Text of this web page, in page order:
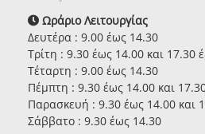
Ωράριο Λειτουργίας
Δευτέρα : 9.00 έως 14.30
Τρίτη : 9.30 έως 14.00 και 17.30
Τέταρτη : 9.00 έως 14.30
Πέμπτη : 9.30 έως 14.00 και
Παρασκευή : 9.30 έως 14.00 και
Σάββατο : 9.30 έως 14.30